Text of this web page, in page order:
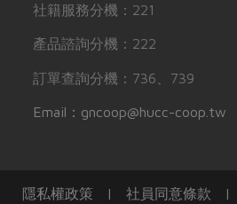
社籍服務分機：221
產品諮詢分機：222
訂單查詢分機：736、739
Email：gncoop@hucc-coop.tw
隱私權政策 | 社員同意條款 |